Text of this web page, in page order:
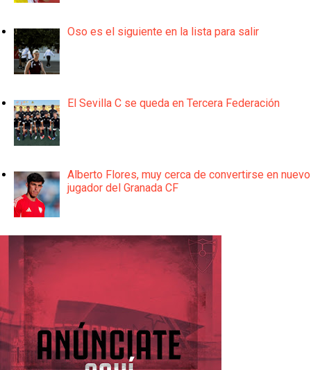
Oso es el siguiente en la lista para salir
El Sevilla C se queda en Tercera Federación
Alberto Flores, muy cerca de convertirse en nuevo
jugador del Granada CF